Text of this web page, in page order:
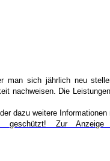
man sich jährlich neu
nachweisen. Die
sind keine
dazu weitere
geschützt! Zur Anzeige